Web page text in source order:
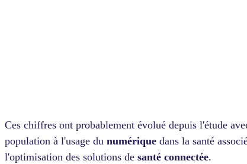
Ces chiffres ont probablement évolué depuis l'étude
population à l'usage du numérique dans la santé
l'optimisation des solutions de santé connectée.